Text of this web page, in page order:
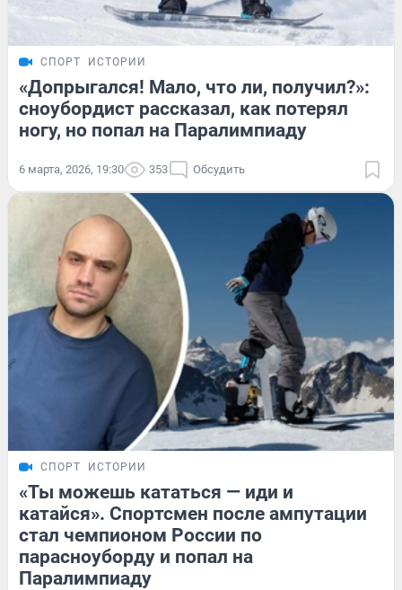
СПОРТ ИСТОРИИ
«Допрыгался! Мало, что ли, получил?»:
сноубордист рассказал, как потерял
ногу, но попал на Паралимпиаду
6 марта, 2026, 19:30 353 Обсудить
СПОРТ ИСТОРИИ
«Ты можешь кататься — иди и
катайся». Спортсмен после ампутации
стал чемпионом России по
парасноуборду и попал на
Паралимпиаду